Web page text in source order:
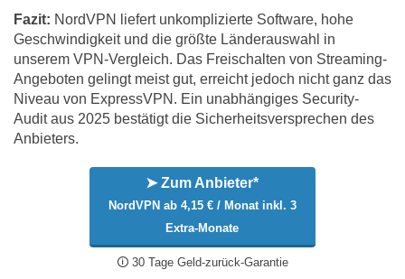
Fazit: NordVPN liefert unkomplizierte Software, hohe
Geschwindigkeit und die größte Länderauswahl in
unserem VPN-Vergleich. Das Freischalten von Streaming-
Angeboten gelingt meist gut, erreicht jedoch nicht ganz das
Niveau von ExpressVPN. Ein unabhängiges Security-
Audit aus 2025 bestätigt die Sicherheitsversprechen des
Anbieters.
➤ Zum Anbieter*
NordVPN ab 4,15 € / Monat inkl. 3
Extra-Monate
🛈 30 Tage Geld-zurück-Garantie